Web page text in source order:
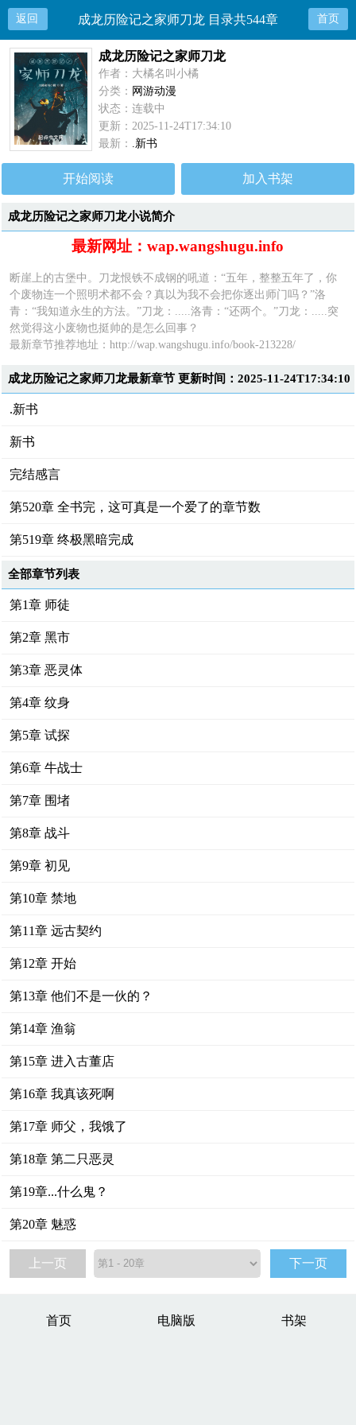
返回 成龙历险记之家师刀龙 目录共544章 首页
成龙历险记之家师刀龙
作者：大橘名叫小橘
分类： 网游动漫
状态：连载中
更新：2025-11-24T17:34:10
最新： .新书
开始阅读 加入书架
成龙历险记之家师刀龙小说简介
最新网址：wap.wangshugu.info
断崖上的古堡中。刀龙恨铁不成钢的吼道：“五年，整整五年了，你
个废物连一个照明术都不会？真以为我不会把你逐出师门吗？”洛
青：“我知道永生的方法。”刀龙：.....洛青：“还两个。”刀龙：.....突
然觉得这小废物也挺帅的是怎么回事？
最新章节推荐地址：http://wap.wangshugu.info/book-213228/
成龙历险记之家师刀龙最新章节 更新时间：2025-11-24T17:34:10
.新书
新书
完结感言
第520章 全书完，这可真是一个爱了的章节数
第519章 终极黑暗完成
全部章节列表
第1章 师徒
第2章 黑市
第3章 恶灵体
第4章 纹身
第5章 试探
第6章 牛战士
第7章 围堵
第8章 战斗
第9章 初见
第10章 禁地
第11章 远古契约
第12章 开始
第13章 他们不是一伙的？
第14章 渔翁
第15章 进入古董店
第16章 我真该死啊
第17章 师父，我饿了
第18章 第二只恶灵
第19章...什么鬼？
第20章 魅惑
上一页 下一页
首页 电脑版 书架